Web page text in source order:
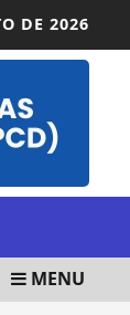
DE 2026
REDUZIR
MENU